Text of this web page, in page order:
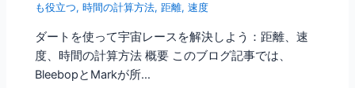
も役立つ,時間の計算方法, 距離,速度
ダートを使って宇宙レースを解決しよう：距離、速
度、時間の計算方法 概要 このブログ記事では、
BleebopとMarkが所…